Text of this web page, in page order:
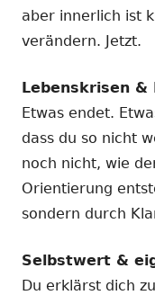
aber innerlich ist
verändern. Jetzt.
Lebenskrisen &
Etwas endet.
dass du so nicht
noch nicht, wie
Orientierung
sondern durch
Selbstwert &
Du erklärst dich